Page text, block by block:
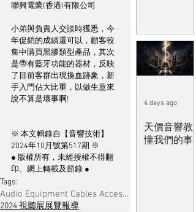
聯興電業(香港)有限公司
小弟與負責人交談時獲悉，今
年促銷的成績還可以，顧客較
集中購買黑膠類型產品，其次
是帶有藍牙功能的器材，反映
了目前客群出現換血跡象，新
手入門佔大比重，以做生意來
說不算是壞事啊!
※ 本文輯錄自【音響技術】
2024年10月號第517期 ※
● 版權所有，未經授權不得翻
印、網上轉載及節錄 ●
Tags:
Audio Equipment Cables Accessories & Musical Software
2024 視聽展展覽報導
天價音響教
懂我們的事
4 days ago